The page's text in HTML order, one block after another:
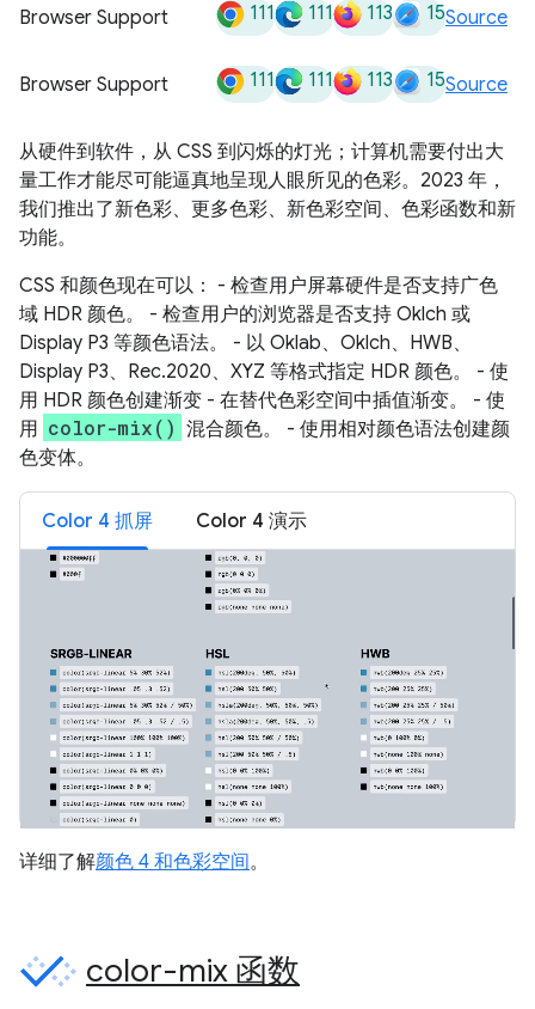
Browser Support 111 111 113 15Source
Browser Support 111 111 113 15Source
从硬件到软件，从 CSS 到闪烁的灯光；计算机需要付出大
量工作才能尽可能逼真地呈现人眼所见的色彩。2023 年，
我们推出了新色彩、更多色彩、新色彩空间、色彩函数和新
功能。
CSS 和颜色现在可以： - 检查用户屏幕硬件是否支持广色
域 HDR 颜色。 - 检查用户的浏览器是否支持 Oklch 或
Display P3 等颜色语法。 - 以 Oklab、Oklch、HWB、
Display P3、Rec.2020、XYZ 等格式指定 HDR 颜色。 - 使
用 HDR 颜色创建渐变 - 在替代色彩空间中插值渐变。 - 使
用 color-mix() 混合颜色。 - 使用相对颜色语法创建颜
色变体。
Color 4 抓屏 Color 4 演示
详细了解颜色 4 和色彩空间。
color-mix 函数